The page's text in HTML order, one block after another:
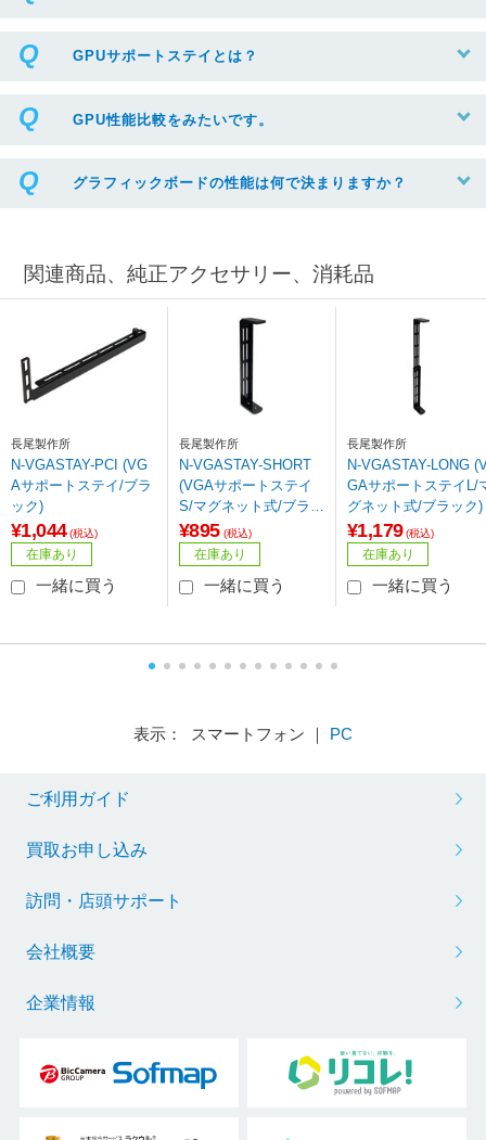
GPUサポートステイとは？
GPU性能比較をみたいです。
グラフィックボードの性能は何で決まりますか？
関連商品、純正アクセサリー、消耗品
長尾製作所
N-VGASTAY-PCI (VG
Aサポートステイ/ブラ
ック)
¥1,044 (税込)
在庫あり
一緒に買う
長尾製作所
N-VGASTAY-SHORT
(VGAサポートステイ
S/マグネット式/ブラッ
ク
¥895 (税込)
在庫あり
一緒に買う
長尾製作所
N-VGASTAY-LONG
GAサポートステイL/
グネット式/ブラック)
¥1,179 (税込)
在庫あり
一緒に買う
表示： スマートフォン ｜ PC
ご利用ガイド
買取お申し込み
訪問・店頭サポート
会社概要
企業情報